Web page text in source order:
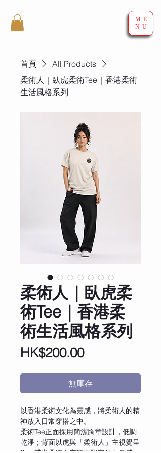
ME
NU
首頁
All Products
柔術人｜臥虎柔術Tee｜香港柔術
生活風格系列
柔術人｜臥虎柔
術Tee｜香港柔
術生活風格系列
HK$200.00價
格
無庫存
以香港柔術文化為靈感，將柔術人的精
神放入日常穿搭之中。
柔術Tee正面採用簡潔胸章設計，低調
乾淨；背面以虎與「柔術人」主視覺呈